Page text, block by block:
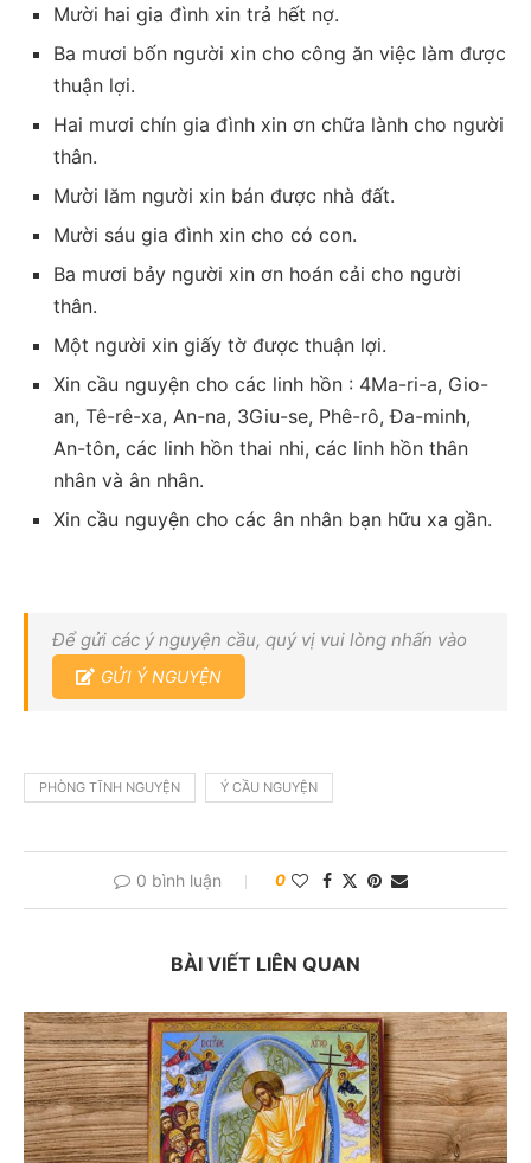
Mười hai gia đình xin trả hết nợ.
Ba mươi bốn người xin cho công ăn việc làm được
thuận lợi.
Hai mươi chín gia đình xin ơn chữa lành cho người
thân.
Mười lăm người xin bán được nhà đất.
Mười sáu gia đình xin cho có con.
Ba mươi bảy người xin ơn hoán cải cho người
thân.
Một người xin giấy tờ được thuận lợi.
Xin cầu nguyện cho các linh hồn : 4Ma-ri-a, Gio-
an, Tê-rê-xa, An-na, 3Giu-se, Phê-rô, Đa-minh,
An-tôn, các linh hồn thai nhi, các linh hồn thân
nhân và ân nhân.
Xin cầu nguyện cho các ân nhân bạn hữu xa gần.
Để gửi các ý nguyện cầu, quý vị vui lòng nhấn vào
GỬI Ý NGUYỆN
PHÒNG TĨNH NGUYỆN Ý CẦU NGUYỆN
0 bình luận 0
BÀI VIẾT LIÊN QUAN